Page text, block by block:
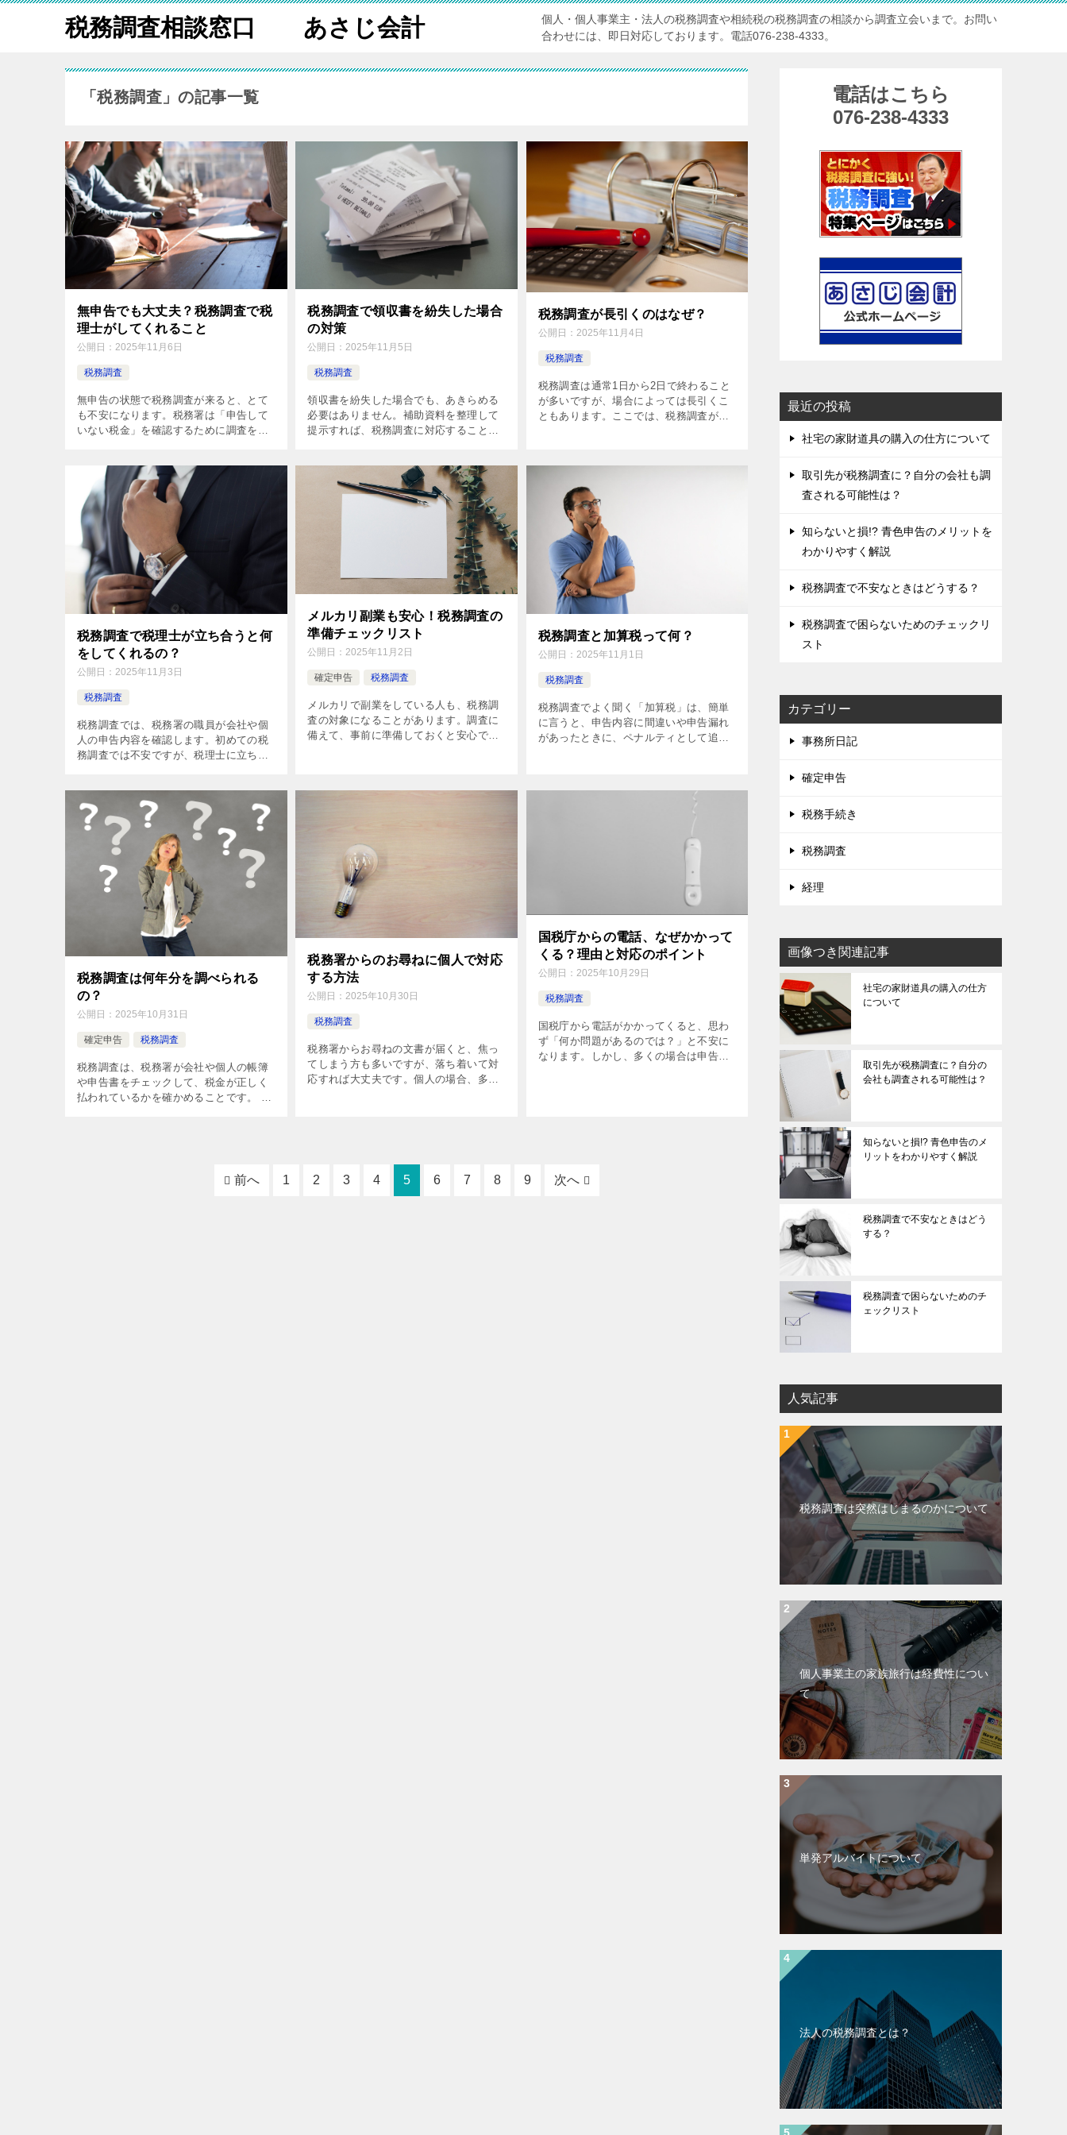
税務調査相談窓口 あさじ会計
個人・個人事業主・法人の税務調査や相続税の税務調査の相談から調査立会いまで。お問い
合わせには、即日対応しております。電話076-238-4333。
「税務調査」の記事一覧
無申告でも大丈夫？税務調査で税
理士がしてくれること
公開日： 2025年11月6日
税務調査
無申告の状態で税務調査が来ると、とて
も不安になります。税務署は「申告して
いない税金」を確認するために調査を行
こまでサポートしてくれるのでしょう
か。
税務調査で領収書を紛失した場合
の対策
公開日：2025年11月5日
税務調査
領収書を紛失した場合でも、あきらめる
必要はありません。補助資料を整理して
提示すれば、税務調査に対応することは
に対応できるかを解説します。
税務調査が長引くのはなぜ？
公開日： 2025年11月4日
税務調査
税務調査は通常1日から2日で終わること
が多いですが、場合によっては長引くこ
ともあります。ここでは、税務調査が長
税務調査で税理士が立ち合うと何
をしてくれるの？
公開日： 2025年11月3日
税務調査
税務調査では、税務署の職員が会社や個
人の申告内容を確認します。初めての税
務調査では不安ですが、税理士に立ち合
か、この記事で解説します。
メルカリ副業も安心！税務調査の
準備チェックリスト
公開日： 2025年11月2日
確定申告 税務調査
メルカリで副業をしている人も、税務調
査の対象になることがあります。調査に
備えて、事前に準備しておくと安心で
税務調査と加算税って何？
公開日： 2025年11月1日
税務調査
税務調査でよく聞く「加算税」は、簡単
に言うと、申告内容に間違いや申告漏れ
があったときに、ペナルティとして追加
と税金に上乗せされることがあります。
この記事では、税務調査でよく聞く「加
税務調査は何年分を調べられる
の？
公開日： 2025年10月31日
確定申告 税務調査
税務調査は、税務署が会社や個人の帳簿
や申告書をチェックして、税金が正しく
払われているかを確かめることです。 で
本的なルールとポイントをわかりやすく
税務署からのお尋ねに個人で対応
する方法
公開日：2025年10月30日
税務調査
税務署からお尋ねの文書が届くと、焦っ
てしまう方も多いですが、落ち着いて対
応すれば大丈夫です。個人の場合、多く
国税庁からの電話、なぜかかって
くる？理由と対応のポイント
公開日： 2025年10月29日
税務調査
国税庁から電話がかかってくると、思わ
ず「何か問題があるのでは？」と不安に
なります。しかし、多くの場合は申告内
前へ 1 2 3 4 5 6 7 8 9 次へ
電話はこちら
076-238-4333
最近の投稿
社宅の家財道具の購入の仕方について
取引先が税務調査に？自分の会社も調
査される可能性は？
知らないと損!? 青色申告のメリットを
わかりやすく解説
税務調査で不安なときはどうする？
税務調査で困らないためのチェックリ
スト
カテゴリー
事務所日記
確定申告
税務手続き
税務調査
経理
画像つき関連記事
社宅の家財道具の購入の仕方
について
取引先が税務調査に？自分の
会社も調査される可能性は？
知らないと損!? 青色申告のメ
リットをわかりやすく解説
税務調査で不安なときはどう
する？
税務調査で困らないためのチ
ェックリスト
人気記事
税務調査は突然はじまるのかについて
個人事業主の家族旅行は経費性につい
て
単発アルバイトについて
法人の税務調査とは？